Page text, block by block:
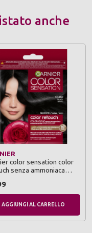
anche
color sensation color
senza ammoniaca
AGGIUNGI AL CARRELLO